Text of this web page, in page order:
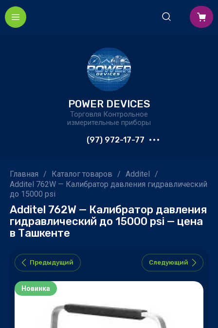
POWER DEVICES
Торговля Контрольное
измерительные приборы
(97) 972-17-77
Главная / Каталог товаров / Additel /
Additel 762W — Калибратор давления гидравлический
до 15000 psi
Additel 762W — Калибратор давления
гидравлический до 15000 psi — цена
в Ташкенте
Предыдущий Следующий
Новинка